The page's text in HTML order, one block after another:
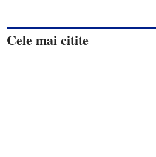
Cele mai citite